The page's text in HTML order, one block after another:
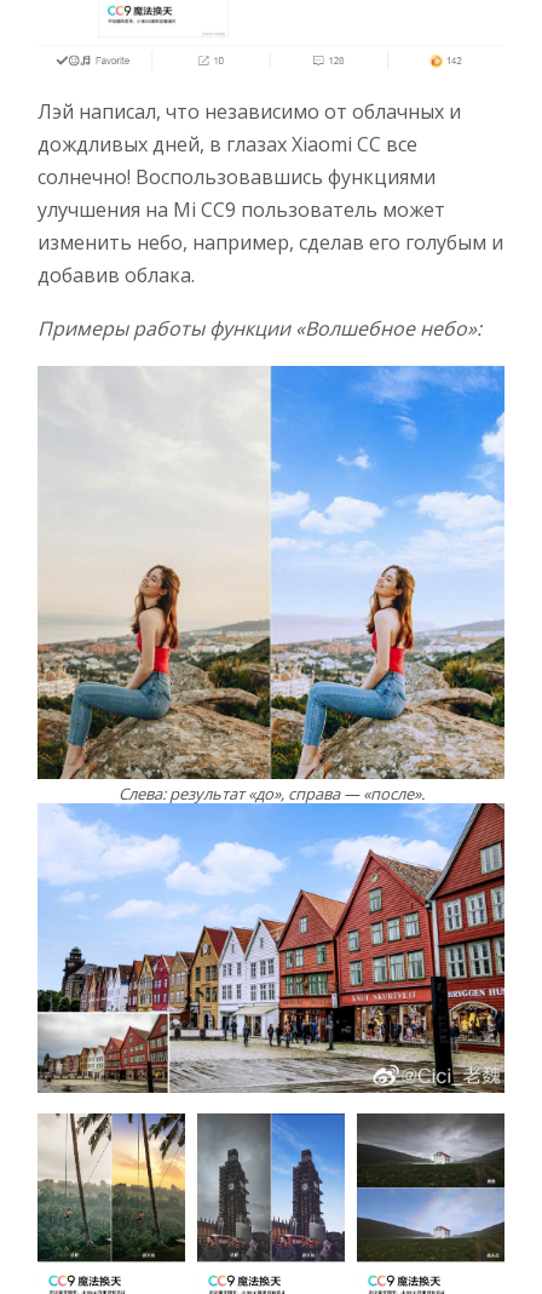
Лэй написал, что независимо от облачных и
дождливых дней, в глазах Xiaomi CC все
солнечно! Воспользовавшись функциями
улучшения на Mi CC9 пользователь может
изменить небо, например, сделав его голубым и
добавив облака.
Примеры работы функции «Волшебное небо»:
Слева: результат «до», справа — «после».